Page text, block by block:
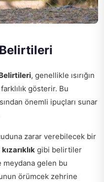
Belirtileri
Belirtileri, genellikle ısırığın
gösterir. Bu
önemli ipuçları sunar
zarar verebilecek bir
kızarıklık gibi belirtiler
meydana gelen bu
örümcek zehrine